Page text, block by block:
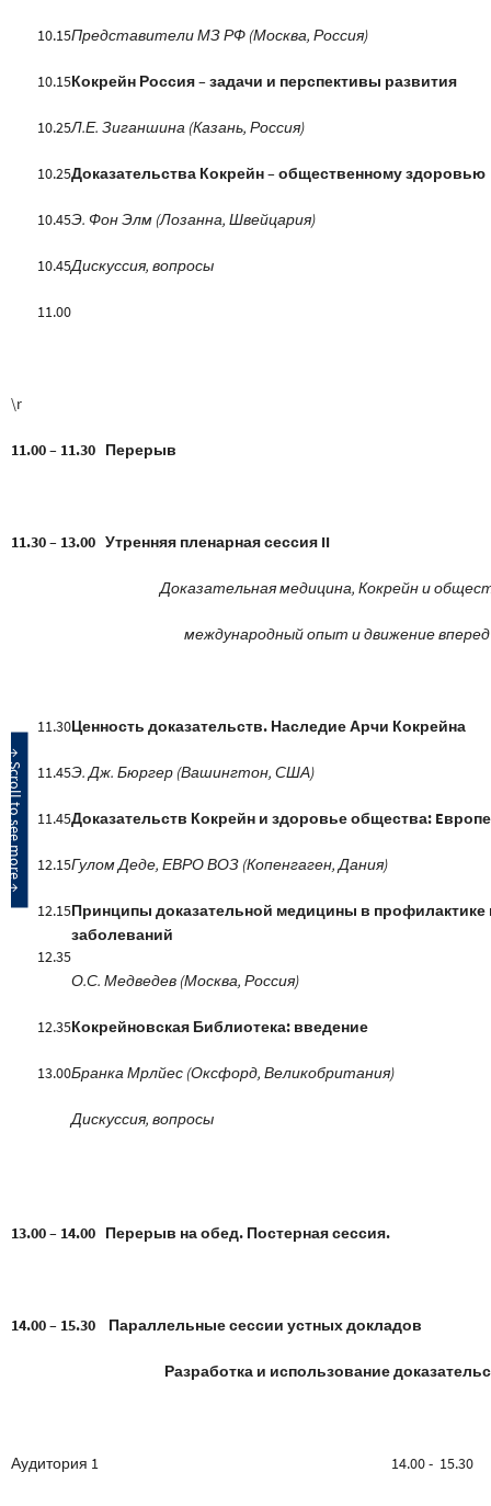
10.15Представители МЗ РФ (Москва, Россия)
10.15
10.25
Кокрейн Россия – задачи и перспективы развития
Л.Е. Зиганшина (Казань, Россия)
10.25
10.45
Доказательства Кокрейн – общественному здоровью
Э. Фон Элм (Лозанна, Швейцария)
10.45
11.00
Дискуссия, вопросы
\r
11.00 – 11.30 Перерыв
11.30 – 13.00 Утренняя пленарная сессия II
Доказательная медицина, Кокрейн и
международный опыт и движение вперед
11.30
11.45
Ценность доказательств. Наследие Арчи Кокрейна
Э. Дж. Бюргер (Вашингтон, США)
11.45
12.15
Доказательств Кокрейн и здоровье общества:
Гулом Деде, ЕВРО ВОЗ (Копенгаген, Дания)
12.15
12.35
Принципы доказательной медицины в
заболеваний
О.С. Медведев (Москва, Россия)
12.35
13.00
Кокрейновская Библиотека: введение
Бранка Мрлйес (Оксфорд, Великобритания)
Дискуссия, вопросы
13.00 – 14.00 Перерыв на обед. Постерная сессия.
14.00 – 15.30 Параллельные сессии устных докладов
Разработка и использование
Аудитория 1 14.00 - 15.30